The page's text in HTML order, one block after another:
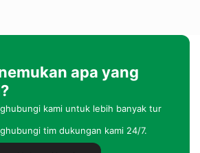
apa yang
kami untuk lebih banyak tur
tim dukungan kami 24/7.